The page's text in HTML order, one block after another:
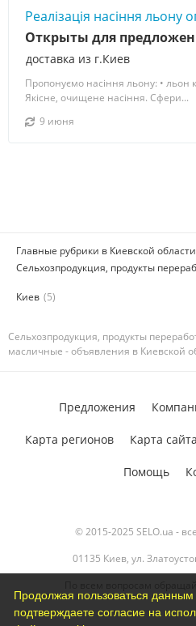
Продолжая пользоваться
подтверждаете согласие на
Реалізація насіння
доставка из г.Киев
Открыты для
Пропонуємо насіння льону: • льон
Якісне, очищене насіння. Сфери...
9 июня
Главные рубрики в Киевской области
Сельхозпродукция, продукты
Киев (5)
Сельхозпродукция, продукты
масличные - объявления в Киевской
© 2015-2025 SELO.ua -
01135 Киев, ул.
Предложения
Карта регионов Карта сайта
Помощь